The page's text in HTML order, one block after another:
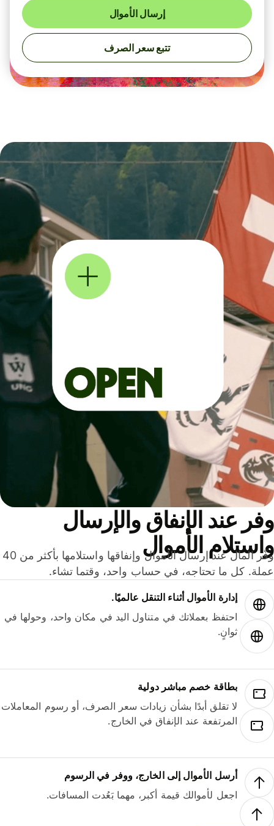
إرسال الأموال
تتبع سعر الصرف
عند الإنفاق والإرسال
الأموال
وفّر المال عند إرسال الأموال وإنفاقها واستلامها بأكثر من 40
كل ما تحتاجه، في حساب واحد، وقتما تشاء.
إدارة الأموال أثناء التنقل عالميًا.
احتفظ بعملاتك في متناول اليد في مكان واحد، وحولها في
ثوانٍ.
بطاقة خصم مباشر دولية
لا تقلق أبدًا بشأن زيادات سعر الصرف، أو رسوم المعاملات
المرتفعة عند الإنفاق في الخارج.
أرسل الأموال إلى الخارج، ووفر في الرسوم
اجعل لأموالك قيمة أكبر، مهما بَعُدت المسافات.